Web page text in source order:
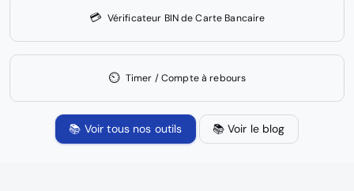
💳 Vérificateur BIN de Carte Bancaire
⏲️ Timer / Compte à rebours
📚 Voir tous nos outils 📚 Voir le blog